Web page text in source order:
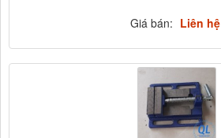
Giá bán: Liên hệ